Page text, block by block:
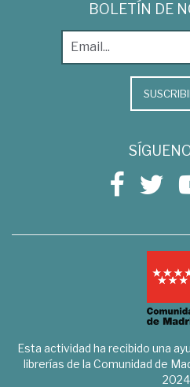
BOLETÍN DE
Esta actividad ha recibido una
librerías de la Comunidad de
2024